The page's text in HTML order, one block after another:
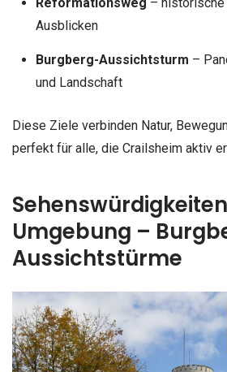
Ausblicken
Burgberg-Aussichtsturm –
und Landschaft
Diese Ziele verbinden Natur,
perfekt für alle, die Crailsheim aktiv
Umgebung –
Aussichtstürme